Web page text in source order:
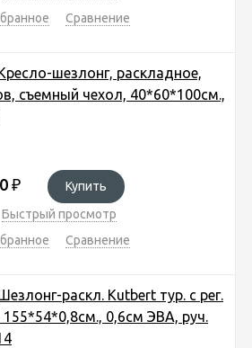
Сравнение
шезлонг, раскладное,
съемный чехол, 40*60*100см.,
₽
Купить
Быстрый просмотр
Сравнение
раскл. Kutbert тур. с рег.
0,6см ЭВА, руч.